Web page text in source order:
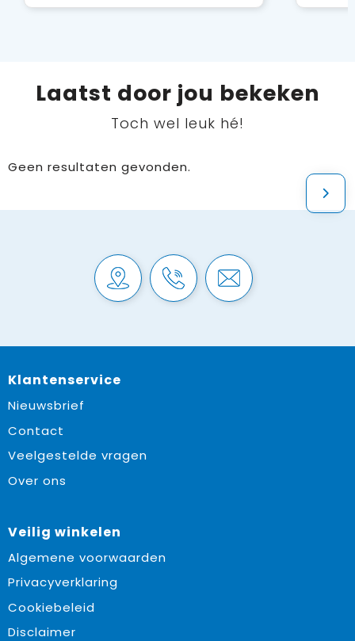
Laatst door jou bekeken
Toch wel leuk hé!
Geen resultaten gevonden.
Klantenservice
Nieuwsbrief
Contact
Veelgestelde vragen
Over ons
Veilig winkelen
Algemene voorwaarden
Privacyverklaring
Cookiebeleid
Disclaimer